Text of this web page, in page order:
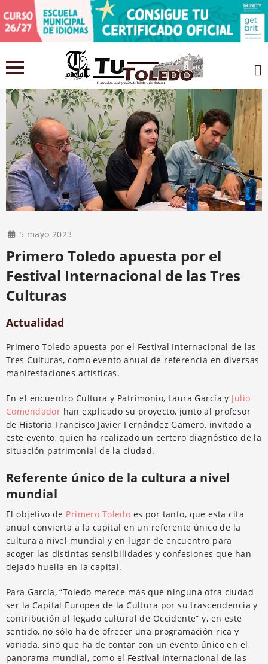
5 mayo 2023
Primero Toledo apuesta por el
Festival Internacional de las Tres
Culturas
Actualidad
Primero Toledo apuesta por el Festival Internacional de las
Tres Culturas, como evento anual de referencia en diversas
manifestaciones artísticas.
En el encuentro Cultura y Patrimonio, Laura García y Julio
Comendador han explicado su proyecto, junto al profesor
de Historia Francisco Javier Fernández Gamero, invitado a
este evento, quien ha realizado un certero diagnóstico de la
situación patrimonial de la ciudad.
Referente único de la cultura a nivel
mundial
El objetivo de Primero Toledo es por tanto, que esta cita
anual convierta a la capital en un referente único de la
cultura a nivel mundial y en lugar de encuentro para
acoger las distintas sensibilidades y confesiones que han
dejado huella en la capital.
Para García, “Toledo merece más que ninguna otra ciudad
ser la Capital Europea de la Cultura por su trascendencia y
contribución al legado cultural de Occidente” y, en este
sentido, no sólo ha de ofrecer una programación rica y
variada, sino que ha de contar con un evento único en el
panorama mundial, como el Festival Internacional de las